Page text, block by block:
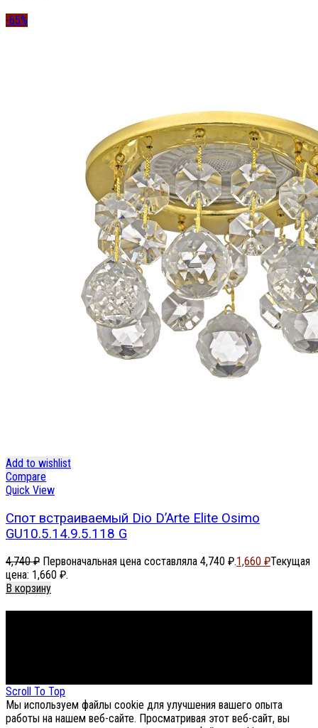
-65%
Add to wishlist
Compare
Quick View
Спот встраиваемый Dio D’Arte Elite Osimo
GU10.5.14.9.5.118 G
4,740₽ Первоначальная цена составляла 4,740 ₽.1,660 ₽Текущая
цена: 1,660 ₽.
В корзину
Scroll To Top
Мы используем файлы cookie для улучшения вашего опыта
работы на нашем веб-сайте. Просматривая этот веб-сайт, вы